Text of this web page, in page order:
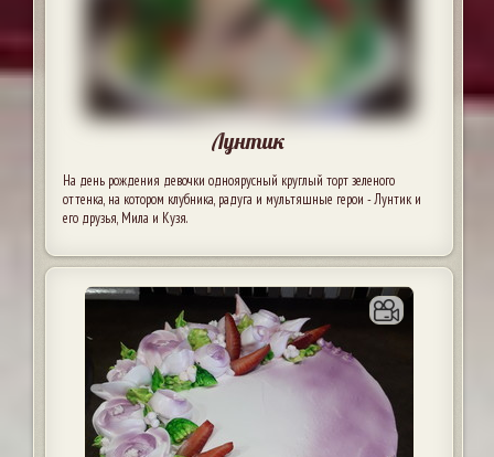
Лунтик
На день рождения девочки одноярусный круглый торт зеленого
оттенка, на котором клубника, радуга и мультяшные герои - Лунтик и
его друзья, Мила и Кузя.